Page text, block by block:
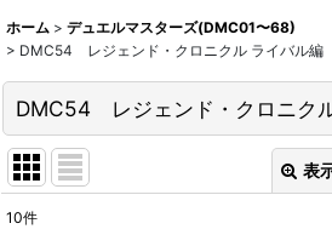
ホーム > デュエルマスターズ(DMC01〜68)
> DMC54 レジェンド・クロニクル ライバル編
DMC54 レジェンド・クロニク
表
10件